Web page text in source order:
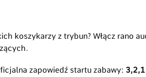
koszykarzy z trybun? Włącz rano
zapowiedź startu zabawy: 3,2,1